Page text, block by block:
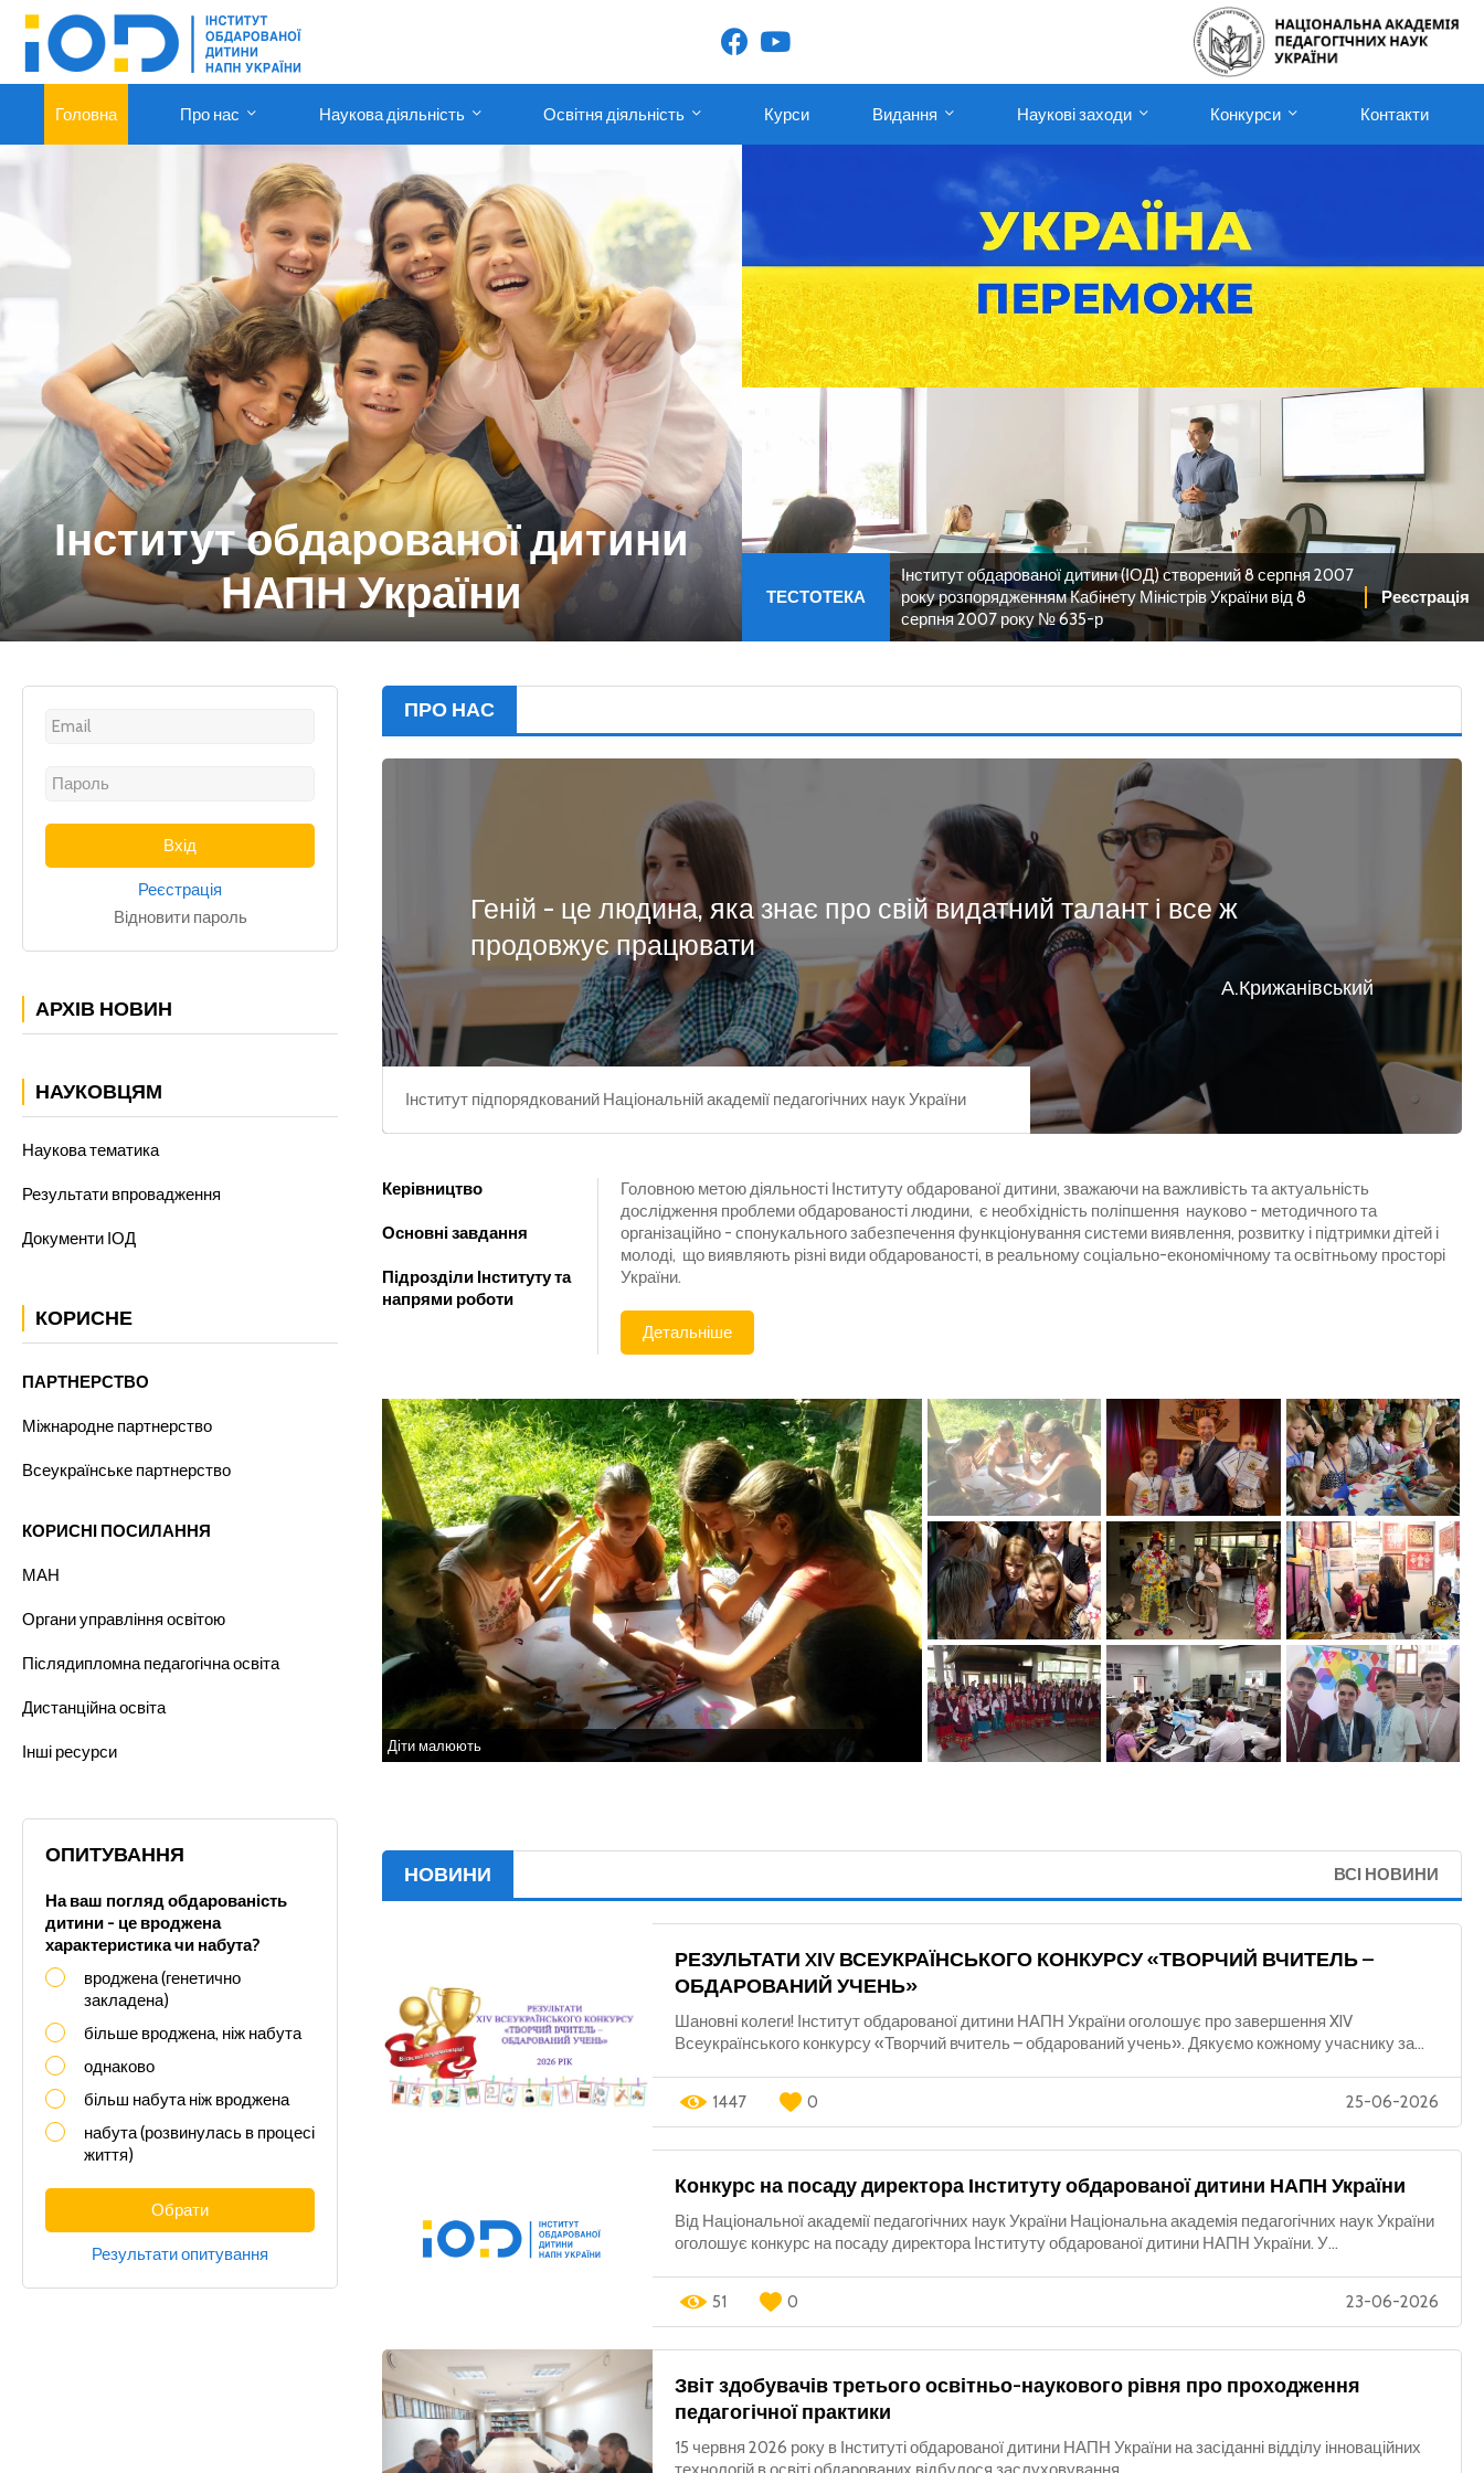
Головна Про нас Наукова діяльність Освітня діяльність Курси Видання Наукові заходи Конкурси Контакти
Інститут обдарованої дитини
НАПН України
ТЕСТОТЕКА
Інститут обдарованої дитини (ІОД) створений 8 серпня 2007
року розпорядженням Кабінету Міністрів України від 8
серпня 2007 року № 635-р
Реєстрація
Реєстрація
Відновити пароль
АРХІВ НОВИН
НАУКОВЦЯМ
Наукова тематика
Результати впровадження
Документи ІОД
КОРИСНЕ
ПАРТНЕРСТВО
Міжнародне партнерство
Всеукраїнське партнерство
КОРИСНІ ПОСИЛАННЯ
МАН
Органи управління освітою
Післядипломна педагогічна освіта
Дистанційна освіта
Інші ресурси
ОПИТУВАННЯ
На ваш погляд обдарованість
дитини - це вроджена
характеристика чи набута?
вроджена (генетично
закладена)
більше вроджена, ніж набута
однаково
більш набута ніж вроджена
набута (розвинулась в процесі
життя)
Обрати
Результати опитування
ПРО НАС
Геній - це людина, яка знає про свій видатний талант і все ж
продовжує працювати
А.Крижанівський
Інститут підпорядкований Національній академії педагогічних наук України
Керівництво
Основні завдання
Підрозділи Інституту та
напрями роботи
Головною метою діяльності Інституту обдарованої дитини, зважаючи на важливість та актуальність
дослідження проблеми обдарованості людини, є необхідність поліпшення науково - методичного та
організаційно - спонукального забезпечення функціонування системи виявлення, розвитку і підтримки дітей і
молоді, що виявляють різні види обдарованості, в реальному соціально-економічному та освітньому просторі
України.
Детальніше
Діти малюють
НОВИНИ ВСІ НОВИНИ
РЕЗУЛЬТАТИ XІV ВСЕУКРАЇНСЬКОГО КОНКУРСУ «ТВОРЧИЙ ВЧИТЕЛЬ –
ОБДАРОВАНИЙ УЧЕНЬ»
Шановні колеги! Інститут обдарованої дитини НАПН України оголошує про завершення XIV
Всеукраїнського конкурсу «Творчий вчитель – обдарований учень». Дякуємо кожному учаснику за...
1447 0 25-06-2026
Конкурс на посаду директора Інституту обдарованої дитини НАПН України
Від Національної академії педагогічних наук України Національна академія педагогічних наук України
оголошує конкурс на посаду директора Інституту обдарованої дитини НАПН України. У...
51 0 23-06-2026
Звіт здобувачів третього освітньо-наукового рівня про проходження
педагогічної практики
15 червня 2026 року в Інституті обдарованої дитини НАПН України на засіданні відділу інноваційних